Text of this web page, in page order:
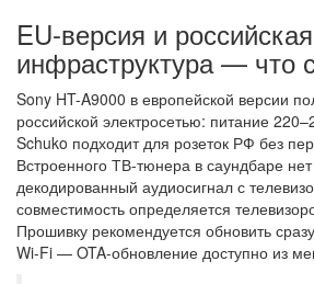
EU-версия и российская
инфраструктура — что
Sony HT-A9000 в европейской версии
российской электросетью: питание
Schuko подходит для розеток РФ без
Встроенного ТВ-тюнера в саундбаре
декодированный аудиосигнал с
совместимость определяется
Прошивку рекомендуется обновить
Wi-Fi — OTA-обновление доступно из